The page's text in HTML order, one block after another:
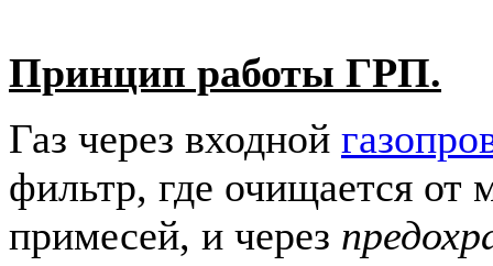
Принцип работы ГРП.
Газ через входной
фильтр, где очищается от
примесей, и через